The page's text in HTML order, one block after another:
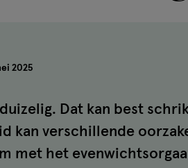
2025
Dat kan best
kan verschillende
met het